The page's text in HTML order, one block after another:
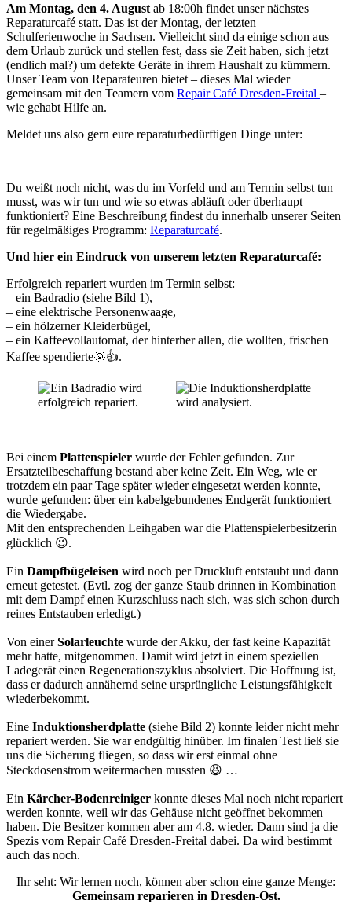
Am Montag, den 4. August ab 18:00h findet unser nächstes
Reparaturcafé statt. Das ist der Montag, der letzten
Schulferienwoche in Sachsen. Vielleicht sind da einige schon aus
dem Urlaub zurück und stellen fest, dass sie Zeit haben, sich jetzt
(endlich mal?) um defekte Geräte in ihrem Haushalt zu kümmern.
Unser Team von Reparateuren bietet – dieses Mal wieder
gemeinsam mit den Teamern vom Repair Café Dresden-Freital –
wie gehabt Hilfe an.
Meldet uns also gern eure reparaturbedürftigen Dinge unter:
Du weißt noch nicht, was du im Vorfeld und am Termin selbst tun
musst, was wir tun und wie so etwas abläuft oder überhaupt
funktioniert? Eine Beschreibung findest du innerhalb unserer Seiten
für regelmäßiges Programm: Reparaturcafé.
Und hier ein Eindruck von unserem letzten Reparaturcafé:
Erfolgreich repariert wurden im Termin selbst:
– ein Badradio (siehe Bild 1),
– eine elektrische Personenwaage,
– ein hölzerner Kleiderbügel,
– ein Kaffeevollautomat, der hinterher allen, die wollten, frischen
Kaffee spendierte🌞👍.
Bei einem Plattenspieler wurde der Fehler gefunden. Zur
Ersatzteilbeschaffung bestand aber keine Zeit. Ein Weg, wie er
trotzdem ein paar Tage später wieder eingesetzt werden konnte,
wurde gefunden: über ein kabelgebundenes Endgerät funktioniert
die Wiedergabe.
Mit den entsprechenden Leihgaben war die Plattenspielerbesitzerin
glücklich 😉.
Ein Dampfbügeleisen wird noch per Druckluft entstaubt und dann
erneut getestet. (Evtl. zog der ganze Staub drinnen in Kombination
mit dem Dampf einen Kurzschluss nach sich, was sich schon durch
reines Entstauben erledigt.)
Von einerSolarleuchte wurde der Akku, der fast keine Kapazität
mehr hatte, mitgenommen. Damit wird jetzt in einem speziellen
Ladegerät einen Regenerationszyklus absolviert. Die Hoffnung ist,
dass er dadurch annähernd seine ursprüngliche Leistungsfähigkeit
wiederbekommt.
Eine Induktionsherdplatte (siehe Bild 2) konnte leider nicht mehr
repariert werden. Sie war endgültig hinüber. Im finalen Test ließ sie
uns die Sicherung fliegen, so dass wir erst einmal ohne
Steckdosenstrom weitermachen mussten 😆 …
Ein Kärcher-Bodenreiniger konnte dieses Mal noch nicht repariert
werden konnte, weil wir das Gehäuse nicht geöffnet bekommen
haben. Die Besitzer kommen aber am 4.8. wieder. Dann sind ja die
Spezis vom Repair Café Dresden-Freital dabei. Da wird bestimmt
auch das noch.
Ihr seht: Wir lernen noch, können aber schon eine ganze Menge:
Gemeinsam reparieren in Dresden-Ost.